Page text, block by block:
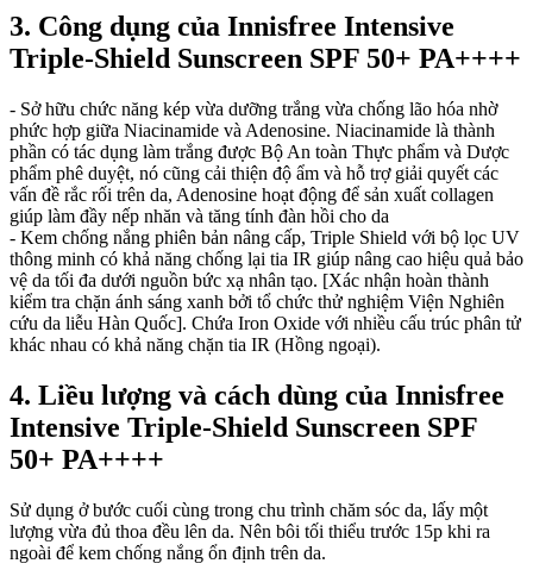
3. Công dụng của Innisfree Intensive
Triple-Shield Sunscreen SPF 50+ PA++++
- Sở hữu chức năng kép vừa dưỡng trắng vừa chống lão hóa nhờ
phức hợp giữa Niacinamide và Adenosine. Niacinamide là thành
phần có tác dụng làm trắng được Bộ An toàn Thực phẩm và Dược
phẩm phê duyệt, nó cũng cải thiện độ ẩm và hỗ trợ giải quyết các
vấn đề rắc rối trên da, Adenosine hoạt động để sản xuất collagen
giúp làm đầy nếp nhăn và tăng tính đàn hồi cho da
- Kem chống nắng phiên bản nâng cấp, Triple Shield với bộ lọc UV
thông minh có khả năng chống lại tia IR giúp nâng cao hiệu quả bảo
vệ da tối đa dưới nguồn bức xạ nhân tạo. [Xác nhận hoàn thành
kiểm tra chặn ánh sáng xanh bởi tổ chức thử nghiệm Viện Nghiên
cứu da liễu Hàn Quốc]. Chứa Iron Oxide với nhiều cấu trúc phân tử
khác nhau có khả năng chặn tia IR (Hồng ngoại).
4. Liều lượng và cách dùng của Innisfree
Intensive Triple-Shield Sunscreen SPF
50+ PA++++
Sử dụng ở bước cuối cùng trong chu trình chăm sóc da, lấy một
lượng vừa đủ thoa đều lên da. Nên bôi tối thiểu trước 15p khi ra
ngoài để kem chống nắng ổn định trên da.